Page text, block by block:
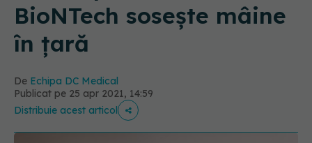
BioNTech sosește mâine
în țară
De Echipa DC Medical
Publicat pe 25 apr 2021, 14:59
Distribuie acest articol